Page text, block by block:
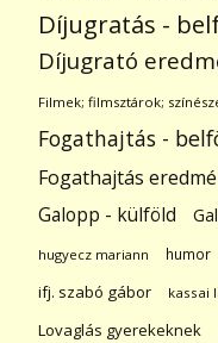
Díjugratás -
Díjugrató
Filmek; filmsztárok;
Fogathajtás -
Fogathajtás
Galopp - külföld
hugyecz mariann humor
ifj. szabó gábor kassai
Lovaglás gyerekeknek